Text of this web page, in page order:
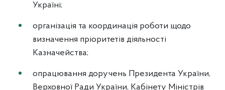
Україні;
організація та координація роботи щодо
визначення пріоритетів діяльності
Казначейства;
опрацювання доручень Президента України,
Верховної Ради України, Кабінету Міністрів